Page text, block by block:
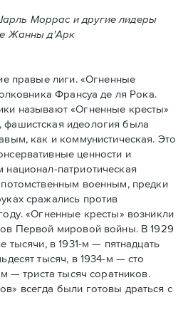
Моррас и другие лидеры
Жанны д'Арк
правые лиги. «Огненные
Франсуа де ля Рока.
называют «Огненные крeсты»
идеология была
как и коммунистическая. Это
ценности и
национал-патриотическая
военным, предки
сражались против
«Огненные кресты» возникли
Первой мировой войны. В 1929
тысячи, в 1931-м — пятнадцать
тысяч, в 1934-м — сто
— триста тысяч соратников.
всегда были готовы драться с